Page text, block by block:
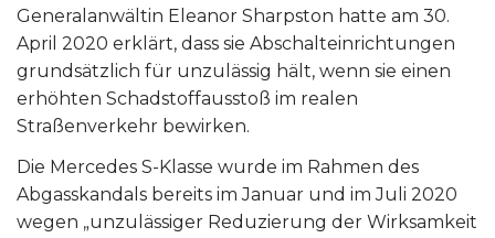
Generalanwältin Eleanor Sharpston hatte am 30.
April 2020 erklärt, dass sie Abschalteinrichtungen
grundsätzlich für unzulässig hält, wenn sie einen
erhöhten Schadstoffausstoß im realen
Straßenverkehr bewirken.
Die Mercedes S-Klasse wurde im Rahmen des
Abgasskandals bereits im Januar und im Juli 2020
wegen „unzulässiger Reduzierung der Wirksamkeit